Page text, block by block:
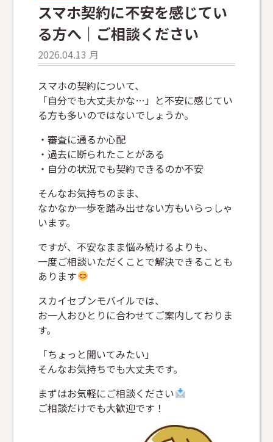
スマホ契約に不安を感じてい
る方へ｜ご相談ください
2026.04.13 月
スマホの契約について、
「自分でも大丈夫かな…」と不安に感じてい
る方も多いのではないでしょうか。
・審査に通るか心配
・過去に断られたことがある
・自分の状況でも契約できるのか不安
そんなお気持ちのまま、
なかなか一歩を踏み出せない方もいらっしゃ
います。
ですが、不安なまま悩み続けるよりも、
一度ご相談いただくことで解決できることも
あります
スカイセブンモバイルでは、
お一人おひとりに合わせてご案内しておりま
す。
「ちょっと聞いてみたい」
そんなお気持ちでも大丈夫です。
まずはお気軽にご相談ください
ご相談だけでも大歓迎です！